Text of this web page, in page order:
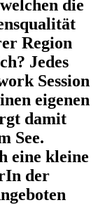
die
Region
Jedes
Session
eigenen
damit
See.
eine kleine
der